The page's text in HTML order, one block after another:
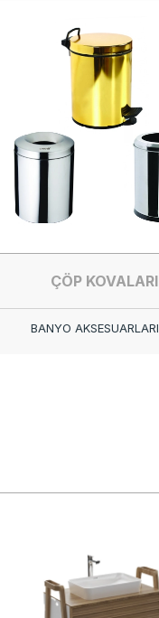
ÇÖP KOVALARI
BANYO AKSESUARLARI